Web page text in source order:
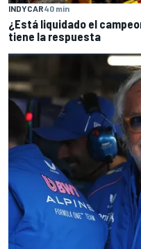
INDYCAR40 min
¿Está liquidado el
tiene la respuesta